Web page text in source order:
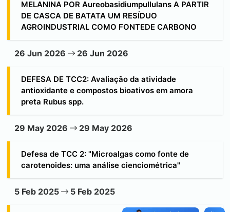
MELANINA POR Aureobasidiumpullulans A PARTIR
DE CASCA DE BATATA UM RESÍDUO
AGROINDUSTRIAL COMO FONTEDE CARBONO
26 Jun 2026 26 Jun 2026
DEFESA DE TCC2: Avaliação da atividade
antioxidante e compostos bioativos em amora
preta Rubus spp.
29 May 2026 29 May 2026
Defesa de TCC 2: "Microalgas como fonte de
carotenoides: uma análise cienciométrica"
5 Feb 2025 5 Feb 2025